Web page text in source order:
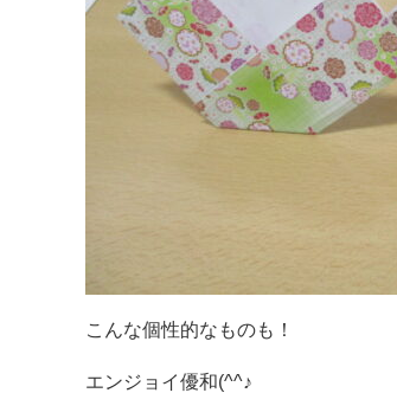
こんな個性的なものも！
エンジョイ優和(^^♪